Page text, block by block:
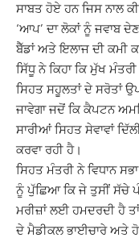
ਸਾਬਤ ਹੋਏ ਹਨ ਜਿਸ ਨਾਲ
‘ਆਪ’ ਦਾ ਲੋਕਾਂ ਨੂੰ ਜਵਾਬ
ਬੈੱਡਾਂ ਅਤੇ ਇਲਾਜ ਦੀ ਕਮੀ
ਸਿੱਧੂ ਨੇ ਕਿਹਾ ਕਿ ਮੁੱਖ
ਸਿਹਤ ਸਹੂਲਤਾਂ ਦੇ ਸਰੋਤਾਂ
ਜਾਵੇਗਾ ਜਦੋਂ ਕਿ ਕੈਪਟਨ
ਸਾਰੀਆਂ ਸਿਹਤ ਸੇਵਾਵਾਂ
ਕਰਵਾ ਰਹੀ ਹੈ।
ਸਿਹਤ ਮੰਤਰੀ ਨੇ ਵਿਧਾਨ
ਨੂੰ ਪੁੱਛਿਆ ਕਿ ਜੇ ਤੁਸੀਂ ਸੱਚੇ
ਮਰੀਜ਼ਾਂ ਲਈ ਹਮਦਰਦੀ ਹੈ
ਦੇ ਮੈਡੀਕਲ ਭਾਈਚਾਰੇ ਅਤੇ